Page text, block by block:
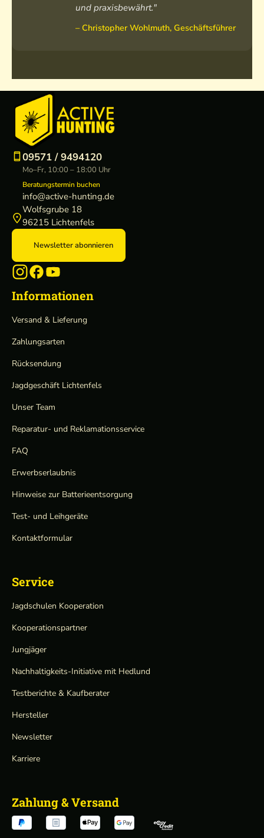
und praxisbewährt."
– Christopher Wohlmuth, Geschäftsführer
09571 / 9494120
Mo–Fr, 10:00 – 18:00 Uhr
Beratungstermin buchen
info@active-hunting.de
Wolfsgrube 18
96215 Lichtenfels
Newsletter abonnieren
Informationen
Versand & Lieferung
Zahlungsarten
Rücksendung
Jagdgeschäft Lichtenfels
Unser Team
Reparatur- und Reklamationsservice
FAQ
Erwerbserlaubnis
Hinweise zur Batterieentsorgung
Test- und Leihgeräte
Kontaktformular
Service
Jagdschulen Kooperation
Kooperationspartner
Jungjäger
Nachhaltigkeits-Initiative mit Hedlund
Testberichte & Kaufberater
Hersteller
Newsletter
Karriere
Zahlung & Versand